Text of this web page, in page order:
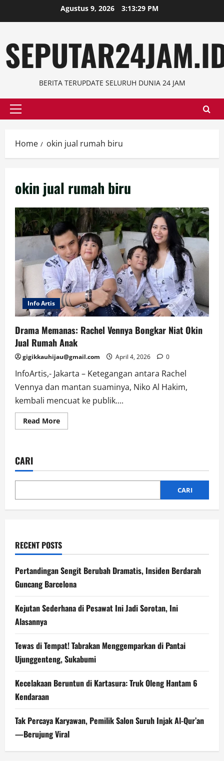
to
Agustus 9, 2026 3:13:29 PM
BERITA TERUPDATE SELURUH DUNIA 24 JAM
Primary
Home okin jual rumah biru
okin jual rumah biru
Info Artis
Drama Memanas: Rachel Vennya Bongkar Niat Okin
Jual Rumah Anak
gigikkauhijau@gmail.com April 4, 2026 0
InfoArtis,- Jakarta – Ketegangan antara Rachel
Vennya dan mantan suaminya, Niko Al Hakim,
kembali mencuat ke publik....
Read MoreRead
more
Bongkar
Okin
Rumah
CARI
CARI
RECENT POSTS
Pertandingan Sengit Berubah Dramatis, Insiden Berdarah
Guncang Barcelona
Kejutan Sederhana di Pesawat Ini Jadi Sorotan, Ini
Alasannya
Tewas di Tempat! Tabrakan Menggemparkan di Pantai
Ujunggenteng, Sukabumi
Kecelakaan Beruntun di Kartasura: Truk Oleng Hantam 6
Kendaraan
Tak Percaya Karyawan, Pemilik Salon Suruh Injak Al-Qur’an
—Berujung Viral